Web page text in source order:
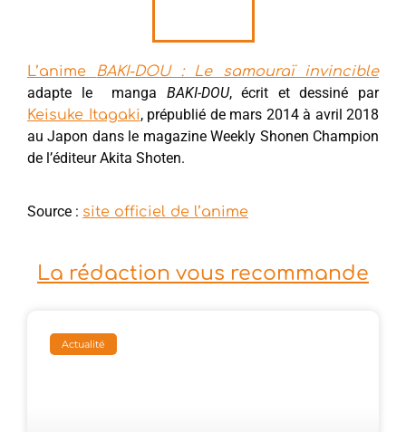
L’anime BAKI-DOU : Le samouraï invincible
adapte le manga BAKI-DOU, écrit et dessiné par
Keisuke Itagaki, prépublié de mars 2014 à avril 2018
au Japon dans le magazine Weekly Shonen Champion
de l’éditeur Akita Shoten.
Source : site officiel de l’anime
La rédaction vous recommande
Actualité